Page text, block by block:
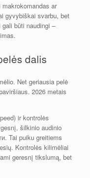
ar
gyvybiškai svarbu, bet
būti naudingi –
dalis
Net geriausia pelė
2026 metais
ir kontrolės
šilkinio audinio
Tai puiku greitiems
Kontrolės kilimėliai
geresnį tikslumą, bet